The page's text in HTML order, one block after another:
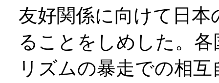
友好関係に向けて日
ることをしめした。
リズムの暴走での相